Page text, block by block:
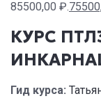
85500,00 ₽.
КУРС
Гид курса: